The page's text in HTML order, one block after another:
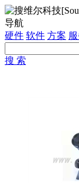
导航
硬件 软件 方案
搜 索